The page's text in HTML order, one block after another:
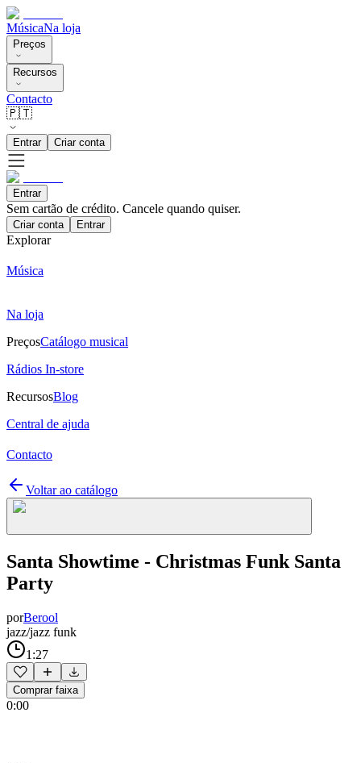
MúsicaNa loja
Preços
Recursos
Contacto
🇵🇹
Entrar Criar conta
Entrar
Sem cartão de crédito. Cancele quando quiser.
Criar conta Entrar
Explorar
Música
Na loja
PreçosCatálogo musical
Rádios In-store
RecursosBlog
Central de ajuda
Contacto
Voltar ao catálogo
Santa Showtime - Christmas Funk Santa
Party
porBerool
jazz/jazz funk
1:27
Comprar faixa
0:00